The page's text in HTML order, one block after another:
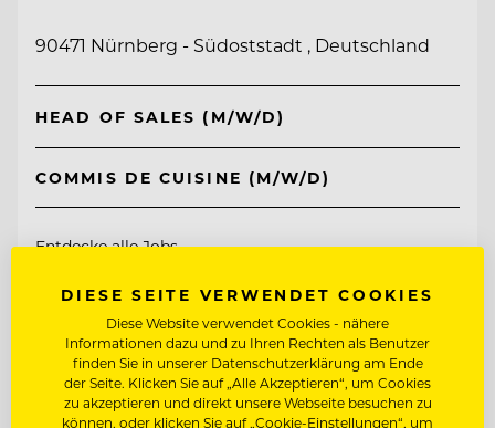
90471 Nürnberg - Südoststadt , Deutschland
HEAD OF SALES (M/W/D)
COMMIS DE CUISINE (M/W/D)
Entdecke alle Jobs
DIESE SEITE VERWENDET COOKIES
Diese Website verwendet Cookies - nähere
Informationen dazu und zu Ihren Rechten als Benutzer
finden Sie in unserer Datenschutzerklärung am Ende
der Seite. Klicken Sie auf „Alle Akzeptieren“, um Cookies
zu akzeptieren und direkt unsere Webseite besuchen zu
können, oder klicken Sie auf „Cookie-Einstellungen“, um